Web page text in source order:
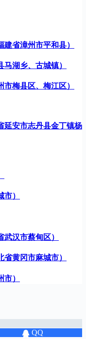
建省漳州市平和县）
湖乡、古城镇）
梅县区、梅江区）
延安市志丹县金丁镇杨
）
汉市蔡甸区）
黄冈市麻城市）
）
QQ